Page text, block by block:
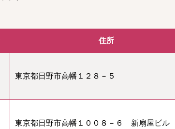
住所
東京都日野市高幡１２８－５
東京都日野市高幡１００８－６ 新扇屋ビル